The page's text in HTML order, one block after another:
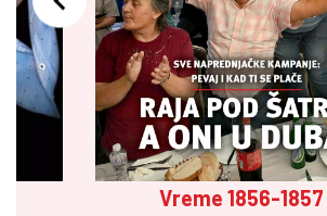
Vreme 1856-1857